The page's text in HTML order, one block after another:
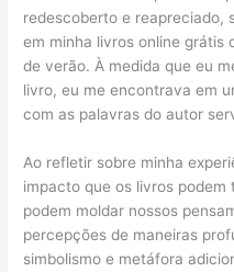
redescoberto e reapreciado,
em minha livros online grátis
de verão. À medida que eu
livro, eu me encontrava em
com as palavras do autor
Ao refletir sobre minha
impacto que os livros
podem moldar nossos
percepções de maneiras
simbolismo e metáfora